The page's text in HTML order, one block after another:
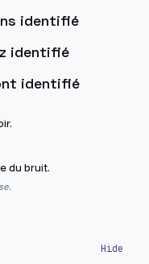
identifié
identifié
identifié
du bruit.